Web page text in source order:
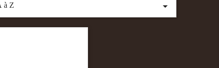
à Z 